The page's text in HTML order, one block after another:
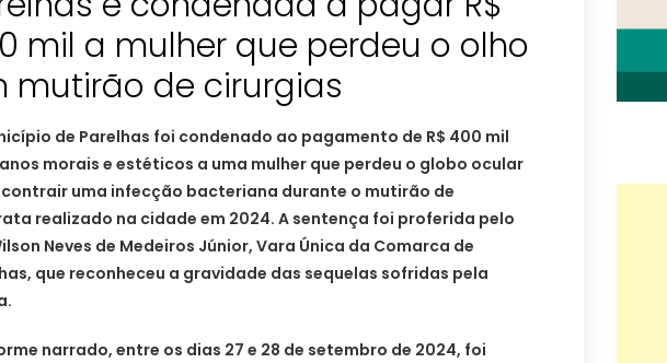
mil a mulher que perdeu o olho
mutirão de cirurgias
de Parelhas foi condenado ao pagamento de R$ 400 mil
morais e estéticos a uma mulher que perdeu o globo ocular
uma infecção bacteriana durante o mutirão de
realizado na cidade em 2024. A sentença foi proferida pelo
Neves de Medeiros Júnior, Vara Única da Comarca de
que reconheceu a gravidade das sequelas sofridas pela
narrado, entre os dias 27 e 28 de setembro de 2024, foi